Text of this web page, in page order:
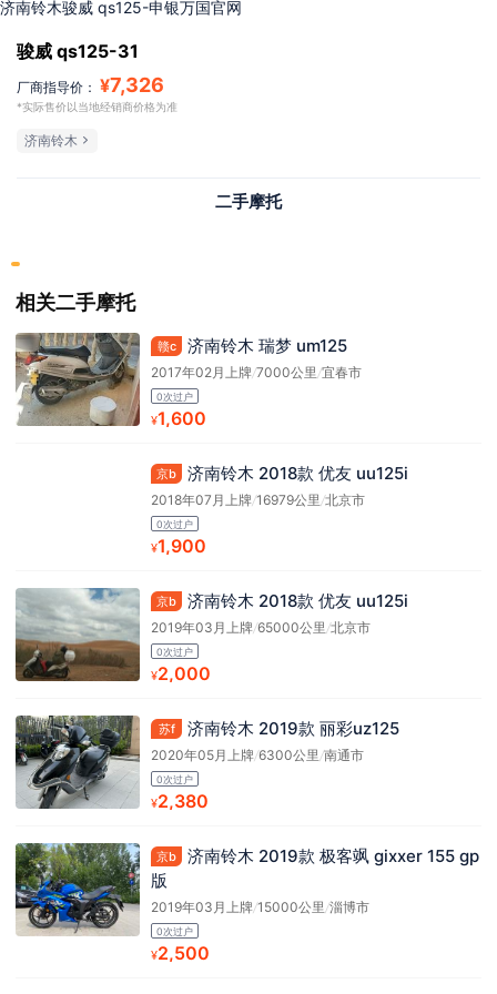
济南铃木骏威 qs125-申银万国官网
骏威 qs125-31
厂商指导价： ¥7,326
*实际售价以当地经销商价格为准
济南铃木
二手摩托
相关二手摩托
赣c 济南铃木 瑞梦 um125
2017年02月上牌/7000公里 /宜春市
0次过户
¥1,600
京b 济南铃木 2018款 优友 uu125i
2018年07月上牌/16979公里 /北京市
0次过户
¥1,900
京b 济南铃木 2018款 优友 uu125i
2019年03月上牌/65000公里 /北京市
0次过户
¥2,000
苏f 济南铃木 2019款 丽彩uz125
2020年05月上牌/6300公里 /南通市
0次过户
¥2,380
京b
济南铃木 2019款 极客飒 gixxer 155 gp
版
2019年03月上牌/15000公里 /淄博市
0次过户
¥2,500